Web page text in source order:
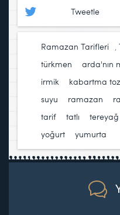
Tweetle
Ramazan Tarifleri
türkmen
arda'nın
irmik
kabartma
suyu
ramazan
tarif
tatlı tereyağ
yoğurt
yumurta